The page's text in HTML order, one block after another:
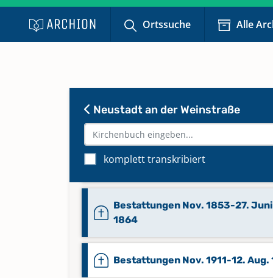
Ortssuche Alle
Neustadt an der Weinstraße
komplett transkribiert
Bestattungen Feb. 1937-25. Okt.
1843
Bestattungen Nov. 1853-27. Juni
1864
Bestattungen Nov. 1911-12. Aug.